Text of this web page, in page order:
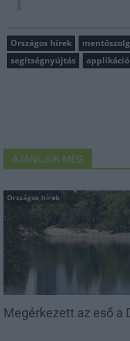
Országos hírek
segítségnyújtás
applikáció
AJÁNLJUK MÉG
Országos hírek
Megérkezett az eső a